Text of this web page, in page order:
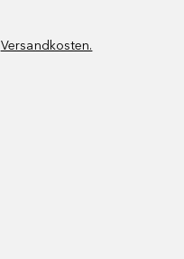
Versandkosten.